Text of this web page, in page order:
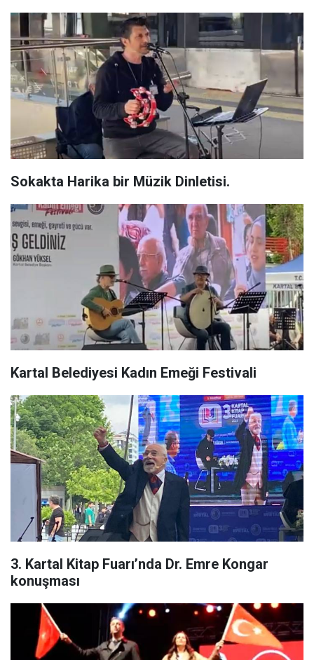
Sokakta Harika bir Müzik Dinletisi.
Kartal Belediyesi Kadın Emeği Festivali
3. Kartal Kitap Fuarı’nda Dr. Emre Kongar
konuşması